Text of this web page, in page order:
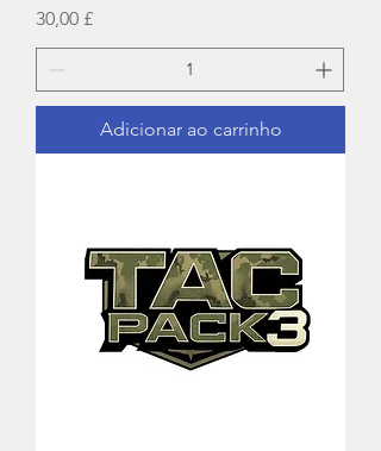
Preço
30,00 £
Adicionar ao carrinho